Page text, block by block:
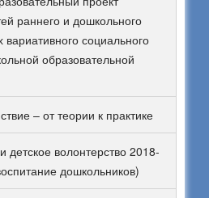
раннего и дошкольного
вариативного социального
образовательной
– от теории к практике
волонтерство 2018-
дошкольников)